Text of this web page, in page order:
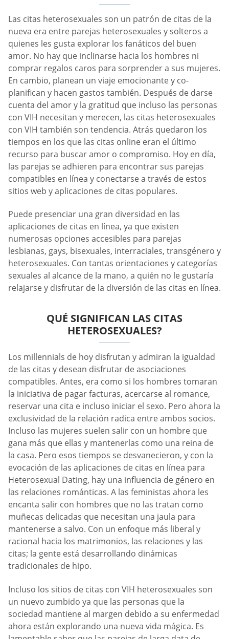
Las citas heterosexuales son un patrón de citas de la
nueva era entre parejas heterosexuales y solteros a
quienes les gusta explorar los fanáticos del buen
amor. No hay que inclinarse hacia los hombres ni
comprar regalos caros para sorprender a sus mujeres.
En cambio, planean un viaje emocionante y co-
planifican y hacen gastos también. Después de darse
cuenta del amor y la gratitud que incluso las personas
con VIH necesitan y merecen, las citas heterosexuales
con VIH también son tendencia. Atrás quedaron los
tiempos en los que las citas online eran el último
recurso para buscar amor o compromiso. Hoy en día,
las parejas se adhieren para encontrar sus parejas
compatibles en línea y conectarse a través de estos
sitios web y aplicaciones de citas populares.
Puede presenciar una gran diversidad en las
aplicaciones de citas en línea, ya que existen
numerosas opciones accesibles para parejas
lesbianas, gays, bisexuales, interraciales, transgénero y
heterosexuales. Con tantas orientaciones y categorías
sexuales al alcance de la mano, a quién no le gustaría
relajarse y disfrutar de la diversión de las citas en línea.
QUÉ SIGNIFICAN LAS CITAS
HETEROSEXUALES?
Los millennials de hoy disfrutan y admiran la igualdad
de las citas y desean disfrutar de asociaciones
compatibles. Antes, era como si los hombres tomaran
la iniciativa de pagar facturas, acercarse al romance,
reservar una cita e incluso iniciar el sexo. Pero ahora la
exclusividad de la relación radica entre ambos socios.
Incluso las mujeres suelen salir con un hombre que
gana más que ellas y mantenerlas como una reina de
la casa. Pero esos tiempos se desvanecieron, y con la
evocación de las aplicaciones de citas en línea para
Heterosexual Dating, hay una influencia de género en
las relaciones románticas. A las feministas ahora les
encanta salir con hombres que no las tratan como
muñecas delicadas que necesitan una jaula para
mantenerse a salvo. Con un enfoque más liberal y
racional hacia los matrimonios, las relaciones y las
citas; la gente está desarrollando dinámicas
tradicionales de hipo.
Incluso los sitios de citas con VIH heterosexuales son
un nuevo zumbido ya que las personas que la
sociedad mantiene al margen debido a su enfermedad
ahora están explorando una nueva vida mágica. Es